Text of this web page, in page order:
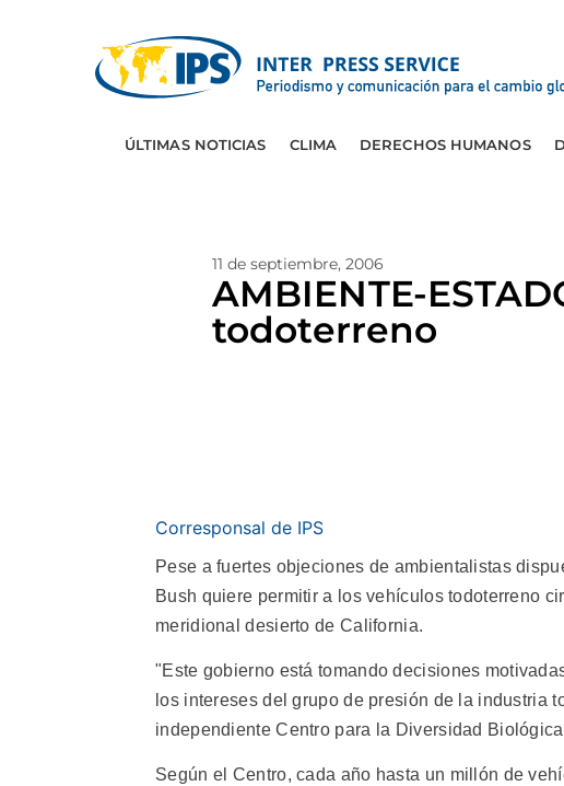
ÚLTIMAS NOTICIAS CLIMA DERECHOS HUMANOS
11 de septiembre, 2006
AMBIENTE-
todoterreno
Corresponsal de IPS
Pese a fuertes objeciones de ambientalistas
Bush quiere permitir a los vehículos todoterreno
meridional desierto de California.
"Este gobierno está tomando decisiones
los intereses del grupo de presión de la industria
independiente Centro para la Diversidad
Según el Centro, cada año hasta un millón de